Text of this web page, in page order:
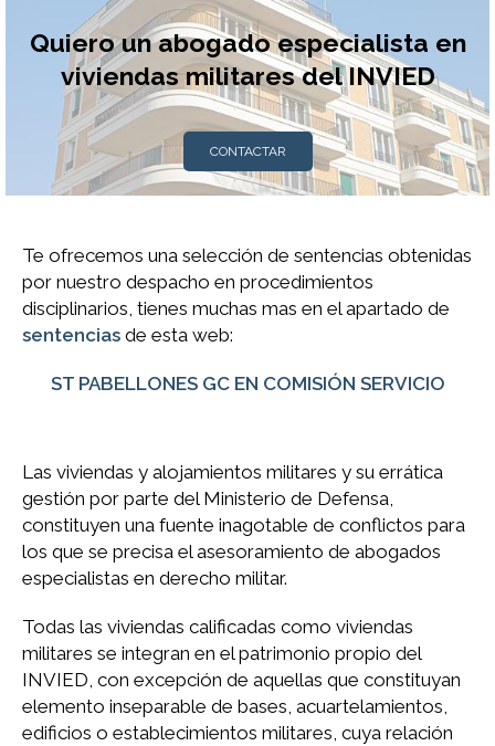
Quiero un abogado especialista en
viviendas militares del INVIED
CONTACTAR
Te ofrecemos una selección de sentencias obtenidas
por nuestro despacho en procedimientos
disciplinarios, tienes muchas mas en el apartado de
sentencias de esta web:
ST PABELLONES GC EN COMISIÓN SERVICIO
Las viviendas y alojamientos militares y su errática
gestión por parte del Ministerio de Defensa,
constituyen una fuente inagotable de conflictos para
los que se precisa el asesoramiento de abogados
especialistas en derecho militar.
Todas las viviendas calificadas como viviendas
militares se integran en el patrimonio propio del
INVIED, con excepción de aquellas que constituyan
elemento inseparable de bases, acuartelamientos,
edificios o establecimientos militares, cuya relación